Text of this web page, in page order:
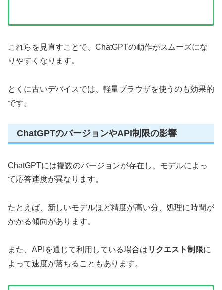
これらを見直すことで、ChatGPTの動作がスムーズにな
りやすくなります。
とくに古いデバイスでは、軽量ブラウザを使うのも効果的
です。
ChatGPTのバージョンやAPI制限の影響
ChatGPTには複数のバージョンが存在し、モデルによっ
て応答速度が異なります。
たとえば、新しいモデルほど精度が高い分、処理に時間が
かかる傾向があります。
また、APIを通じて利用している場合は リクエスト制限に
よって速度が落ちることもあります。